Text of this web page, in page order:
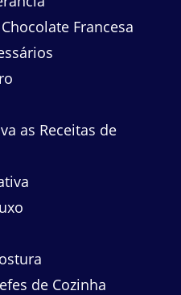
Francesa
as Receitas de
de Cozinha